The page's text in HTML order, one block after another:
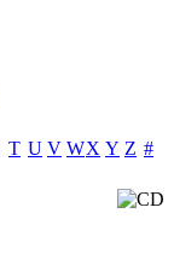
T U V WX Y Z #